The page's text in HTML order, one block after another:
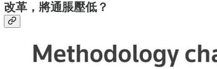
改革，將通脹壓低？